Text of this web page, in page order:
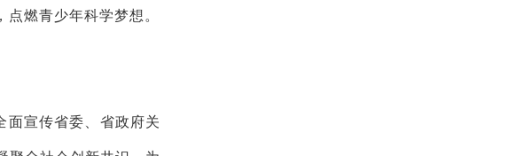
燃青少年科学梦想。
面宣传省委、省政府关